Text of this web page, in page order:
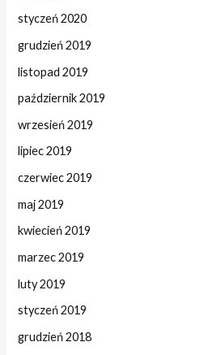
styczeń 2020
grudzień 2019
listopad 2019
październik 2019
wrzesień 2019
lipiec 2019
czerwiec 2019
maj 2019
kwiecień 2019
marzec 2019
luty 2019
styczeń 2019
grudzień 2018